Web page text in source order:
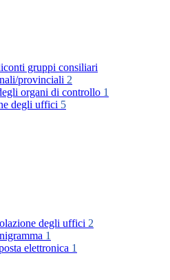
gruppi consiliari
provinciali 2
organi di controllo 1
degli uffici 5
degli uffici 2
1
elettronica 1